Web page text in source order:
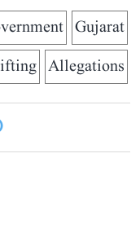
Gujarat
Allegations